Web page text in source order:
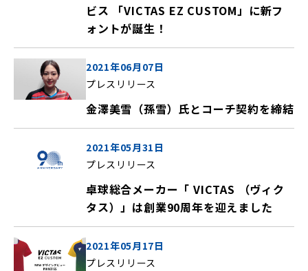
ビス 「VICTAS EZ CUSTOM」に新フ
ォントが誕生！
2021年06月07日
プレスリリース
金澤美雪（孫雪）氏とコーチ契約を締結
2021年05月31日
プレスリリース
卓球総合メーカー「 VICTAS （ヴィク
タス）」は創業90周年を迎えました
2021年05月17日
プレスリリース